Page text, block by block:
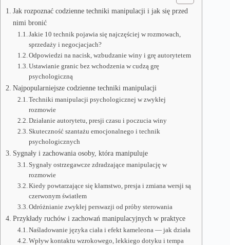
Jak rozpoznać codzienne techniki manipulacji i jak się przed
nimi bronić
Jakie 10 technik pojawia się najczęściej w rozmowach,
sprzedaży i negocjacjach?
Odpowiedzi na nacisk, wzbudzanie winy i grę autorytetem
Ustawianie granic bez wchodzenia w cudzą grę
psychologiczną
Najpopularniejsze codzienne techniki manipulacji
Techniki manipulacji psychologicznej w zwykłej
rozmowie
Działanie autorytetu, presji czasu i poczucia winy
Skuteczność szantażu emocjonalnego i technik
psychologicznych
Sygnały i zachowania osoby, która manipuluje
Sygnały ostrzegawcze zdradzające manipulację w
rozmowie
Kiedy powtarzające się kłamstwo, presja i zmiana wersji są
czerwonym światłem
Odróżnianie zwykłej perswazji od próby sterowania
Przykłady ruchów i zachowań manipulacyjnych w praktyce
Naśladowanie języka ciała i efekt kameleona — jak działa
Wpływ kontaktu wzrokowego, lekkiego dotyku i tempa